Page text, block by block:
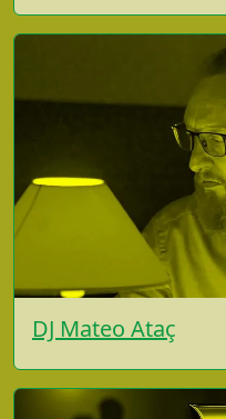
DJ Mateo Ataç